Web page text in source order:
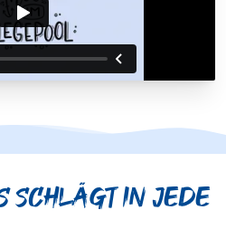
schlägt in jede